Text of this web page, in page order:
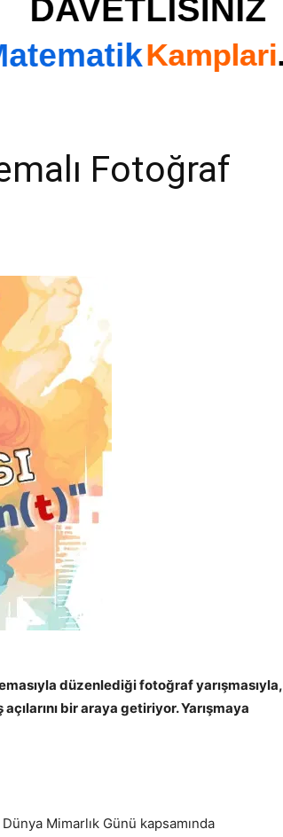
Fotoğraf
düzenlediği fotoğraf yarışmasıyla,
bir araya getiriyor. Yarışmaya
Mimarlık Günü kapsamında